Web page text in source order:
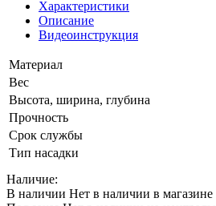
Характеристики
Описание
Видеоинструкция
Материал
Вес
Высота, ширина, глубина
Прочность
Срок службы
Тип насадки
Наличие:
В наличии Нет в наличии в магазине